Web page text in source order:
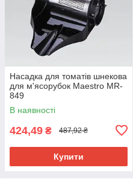
Насадка для томатів шнекова
для м'ясорубок Maestro MR-
849
В наявності
424,49 ₴ 487,92 ₴
Купити